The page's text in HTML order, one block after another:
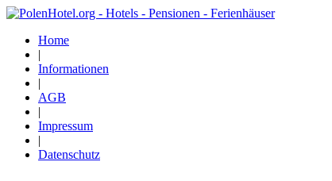
Home
|
Informationen
|
AGB
|
Impressum
|
Datenschutz